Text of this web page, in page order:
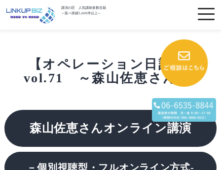
講演の匠 人気講師多数在籍
～延べ実績5,000件以上～
【オペレーション日記】
vol.71 ～森山佐恵さん～
森山佐恵さんオンライン講演
－個別視聴型・フルオンライン方式-